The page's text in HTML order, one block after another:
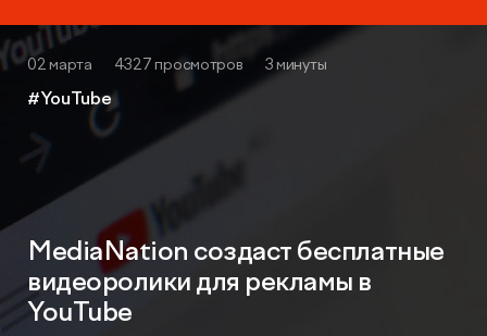
02 марта 4327 просмотров 3 минуты
#YouTube
MediaNation создаст бесплатные
видеоролики для рекламы в
YouTube